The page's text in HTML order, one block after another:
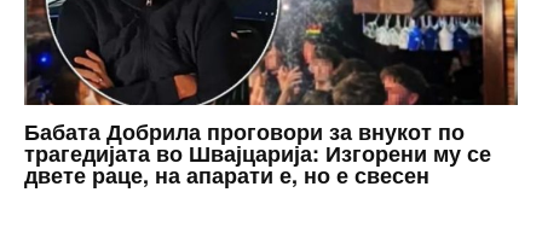
Бабата Добрила проговори за внукот по
трагедијата во Швајцарија: Изгорени му се
двете раце, на апарати е, но е свесен